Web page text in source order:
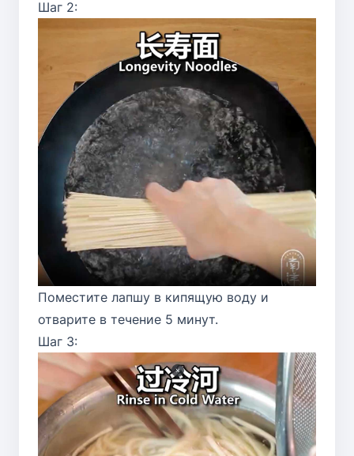
Шаг 2:
Поместите лапшу в кипящую воду и
отварите в течение 5 минут.
Шаг 3: